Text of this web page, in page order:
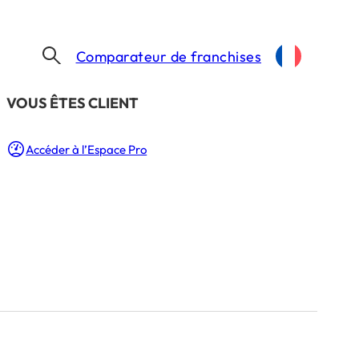
​VOUS ÊTES CLIENT
Accéder à l’Espace Pro
Comparateur de franchises